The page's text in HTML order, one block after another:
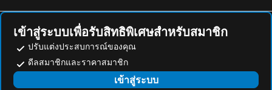
Quan Quan Hotel
Red Palace Hotel
SPOT ON 806 Net Viet Homestay
Samdi Da Nang Airport Hotel
Dai Long Hotel
Danang Boutique Hotel
Gold Plaza Hotel Da Nang
Gold Central Hotel by Haviland
เข้าสู่ระบบเพื่อรับสิทธิพิเศษสำหรับสมาชิก
ปรับแต่งประสบการณ์ของคุณ
ดีลสมาชิกและราคาสมาชิก
เข้าสู่ระบบ